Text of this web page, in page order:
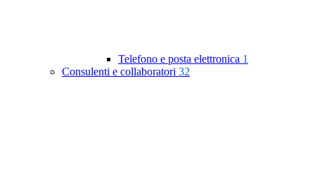
Telefono e posta elettronica 1
Consulenti e collaboratori 32